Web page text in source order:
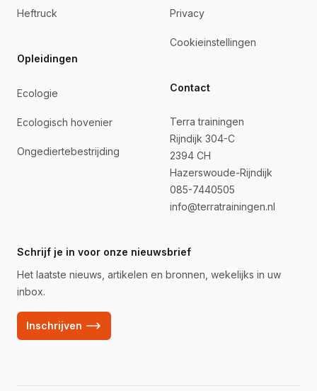
Heftruck
Opleidingen
Ecologie
Ecologisch hovenier
Ongediertebestrijding
Privacy
Cookieinstellingen
Contact
Terra trainingen
Rijndijk 304-C
2394 CH
Hazerswoude-Rijndijk
085-7440505
info@terratrainingen.nl
Schrijf je in voor onze nieuwsbrief
Het laatste nieuws, artikelen en bronnen, wekelijks in uw
inbox.
Inschrijven